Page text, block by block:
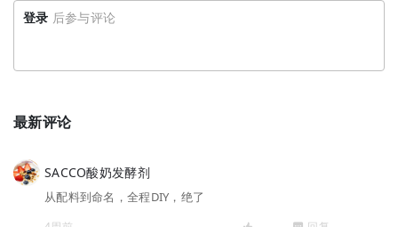
登录 后参与评论
最新评论
SACCO酸奶发酵剂
从配料到命名，全程DIY，绝了